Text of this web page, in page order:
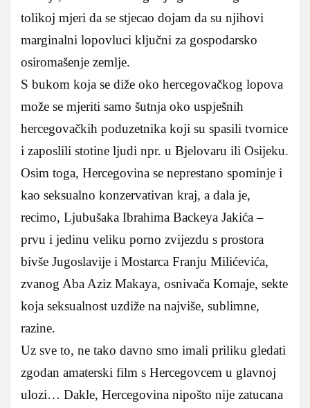
tolikoj mjeri da se stjecao dojam da su njihovi
marginalni lopovluci ključni za gospodarsko
osiromašenje zemlje.
S bukom koja se diže oko hercegovačkog lopova
može se mjeriti samo šutnja oko uspješnih
hercegovačkih poduzetnika koji su spasili tvornice
i zaposlili stotine ljudi npr. u Bjelovaru ili Osijeku.
Osim toga, Hercegovina se neprestano spominje i
kao seksualno konzervativan kraj, a dala je,
recimo, Ljubušaka Ibrahima Backeya Jakića –
prvu i jedinu veliku porno zvijezdu s prostora
bivše Jugoslavije i Mostarca Franju Milićevića,
zvanog Aba Aziz Makaya, osnivača Komaje, sekte
koja seksualnost uzdiže na najviše, sublimne,
razine.
Uz sve to, ne tako davno smo imali priliku gledati
zgodan amaterski film s Hercegovcem u glavnoj
ulozi… Dakle, Hercegovina nipošto nije zatucana